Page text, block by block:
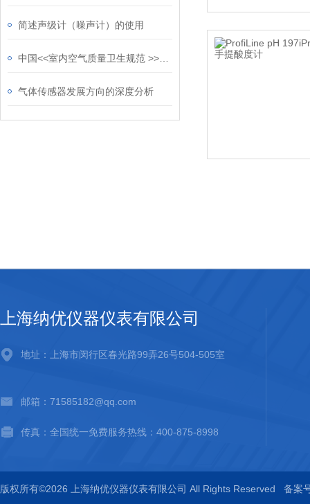
简述声级计（噪声计）的使用
气体传感器发展方向的深度分析
上海纳优仪器仪表有限公司
地址：上海市闵行区春光路99弄26号504-505室
邮箱：71585182@qq.com
传真：全国统一免费服务热线：400-875-8998
版权所有©2026 上海纳优仪器仪表有限公司 All Rights Reserved 备案